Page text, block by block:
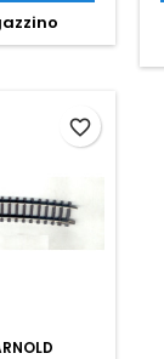
favorite_border